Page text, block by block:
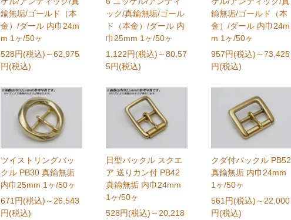
鍮無垢/ゴールド（本
金）/ダール 内巾24m
m 1ヶ/50ヶ
528円(税込) ～62,975
円(税込)
ック/真鍮無垢/ゴール
ド（本金）/ダール 内
巾25mm 1ヶ/50ヶ
1,122円(税込) ～80,57
5円(税込)
鍮無垢/ゴールド（本
金）/ダール 内巾24m
m 1ヶ/50ヶ
957円(税込) ～73,425
円(税込)
ツイストリングバッ
クル PB30 真鍮無垢
内巾25mm 1ヶ/50ヶ
671円(税込) ～26,543
円(税込)
日型バックル スクエ
ア 送りカン付 PB42
真鍮無垢 内巾24mm
1ヶ/50ヶ
528円(税込) ～20,218
クダ付バックル PB52
真鍮無垢 内巾24mm
1ヶ/50ヶ
561円(税込) ～22,000
円(税込)